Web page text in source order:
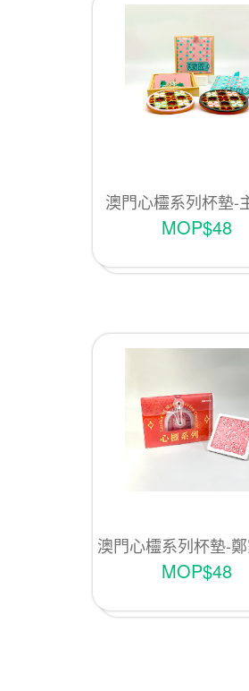
澳門心欞系列杯墊-
MOP$48
澳門心欞系列杯墊-
MOP$48